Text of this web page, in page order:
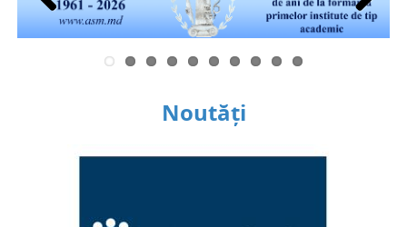
Previous Next
Noutăți